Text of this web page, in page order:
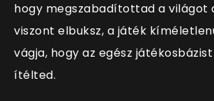
hogy megszabadítottad a világot
viszont elbuksz, a játék
vágja, hogy az egész
ítélted.